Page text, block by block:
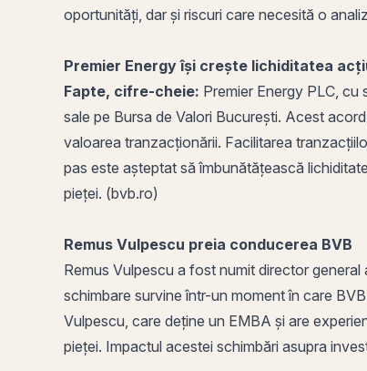
oportunități, dar și riscuri care necesită o
Premier Energy își crește lichiditatea
Fapte, cifre-cheie: Premier Energy PLC, cu
sale pe Bursa de Valori București. Acest
valoarea tranzacționării. Facilitarea
pas este așteptat să îmbunătățească
pieței. (bvb.ro)
Remus Vulpescu preia conducerea BVB
Remus Vulpescu a fost numit director
schimbare survine într-un moment în care
Vulpescu, care deține un EMBA și are
pieței. Impactul acestei schimbări asupra